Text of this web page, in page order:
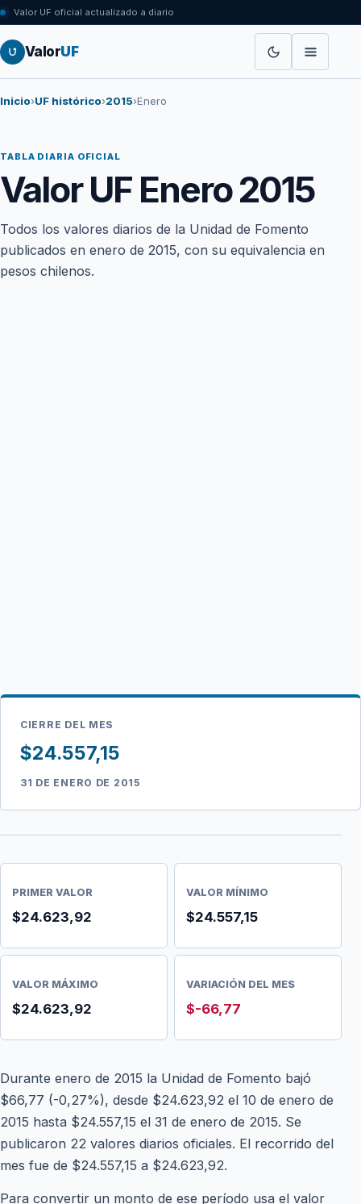
Valor UF oficial actualizado a diario
ValorUF
Inicio›UF histórico›2015›Enero
TABLA DIARIA OFICIAL
Valor UF Enero 2015
Todos los valores diarios de la Unidad de Fomento
publicados en enero de 2015, con su equivalencia en
pesos chilenos.
CIERRE DEL MES
$24.557,15
31 DE ENERO DE 2015
PRIMER VALOR
$24.623,92
VALOR MÍNIMO
$24.557,15
VALOR MÁXIMO
$24.623,92
VARIACIÓN DEL MES
$-66,77
Durante enero de 2015 la Unidad de Fomento bajó
$66,77 (-0,27%), desde $24.623,92 el 10 de enero de
2015 hasta $24.557,15 el 31 de enero de 2015. Se
publicaron 22 valores diarios oficiales. El recorrido del
mes fue de $24.557,15 a $24.623,92.
Para convertir un monto de ese período usa el valor